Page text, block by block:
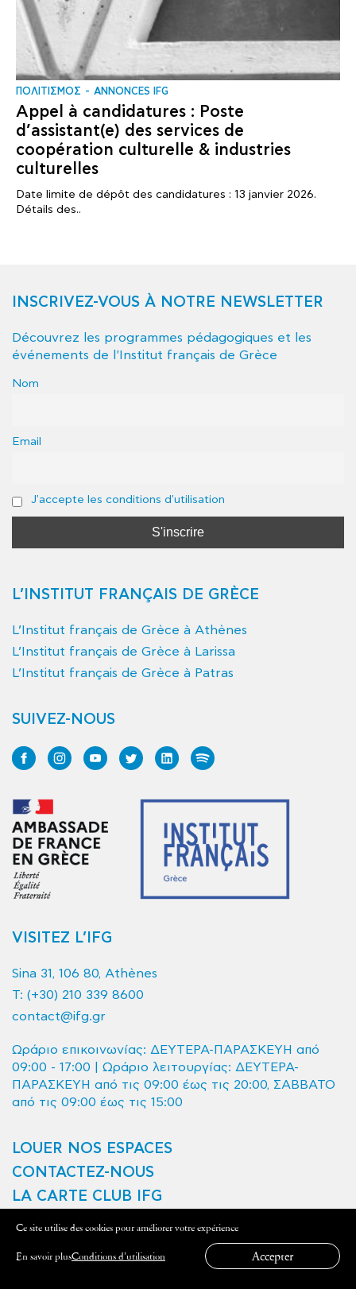
ΠΟΛΙΤΙΣΜΟΣ ANNONCES IFG
Appel à candidatures : Poste
d’assistant(e) des services de
coopération culturelle & industries
culturelles
Date limite de dépôt des candidatures : 13 janvier 2026.
Détails des..
INSCRIVEZ-VOUS À NOTRE NEWSLETTER
Découvrez les programmes pédagogiques et les
événements de l'Institut français de Grèce
Nom
Email
J'accepte les conditions d'utilisation
L’INSTITUT FRANÇAIS DE GRÈCE
L’Institut français de Grèce à Athènes
L’Institut français de Grèce à Larissa
L’Institut français de Grèce à Patras
SUIVEZ-NOUS
VISITEZ L’IFG
Sina 31, 106 80, Athènes
T: (+30) 210 339 8600
contact@ifg.gr
Ωράριο επικοινωνίας: ΔΕΥΤΕΡΑ-ΠΑΡΑΣΚΕΥΗ από
09:00 - 17:00 | Ωράριο λειτουργίας: ΔΕΥΤΕΡΑ-
ΠΑΡΑΣΚΕΥΗ από τις 09:00 έως τις 20:00, ΣΑΒΒΑΤΟ
από τις 09:00 έως τις 15:00
LOUER NOS ESPACES
CONTACTEZ-NOUS
LA CARTE CLUB IFG
Conditions d’utilisation et Politique de confidentialité
Ce site utilise des cookies pour améliorer votre expérience
En savoir plusConditions d’utilisation Accepter